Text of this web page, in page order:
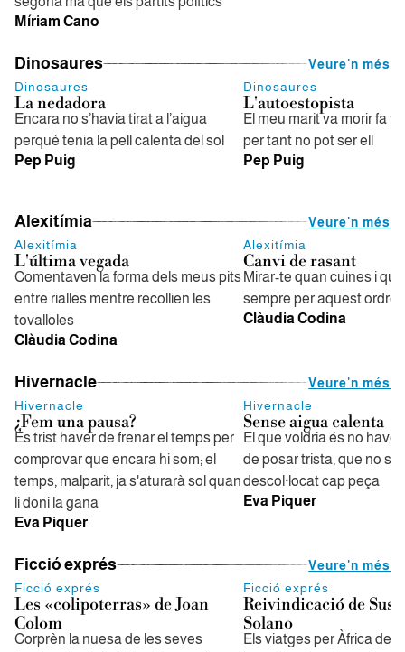
Míriam Cano
Dinosaures
Veure'n més
Dinosaures
La nedadora
Encara no s’havia tirat a l’aigua
perquè tenia la pell calenta del sol
Pep Puig
Dinosaures
L'autoestopista
El meu marit va morir fa
per tant no pot ser ell
Pep Puig
Alexitímia
Veure'n més
Alexitímia
L'última vegada
Comentaven la forma dels meus pits
entre rialles mentre recollien les
tovalloles
Clàudia Codina
Alexitímia
Canvi de rasant
Mirar-te quan cuines i
sempre per aquest ordre
Clàudia Codina
Hivernacle
Veure'n més
Hivernacle
¿Fem una pausa?
És trist haver de frenar el temps per
comprovar que encara hi som; el
temps, malparit, ja s'aturarà sol quan
li doni la gana
Eva Piquer
Hivernacle
Sense aigua calenta
El que voldria és no
de posar trista, que no se
descol·locat cap peça
Eva Piquer
Ficció exprés
Veure'n més
Ficció exprés
Les «colipoterras» de Joan
Colom
Corprèn la nuesa de les seves
Ficció exprés
Reivindicació de
Solano
Els viatges per Àfrica de